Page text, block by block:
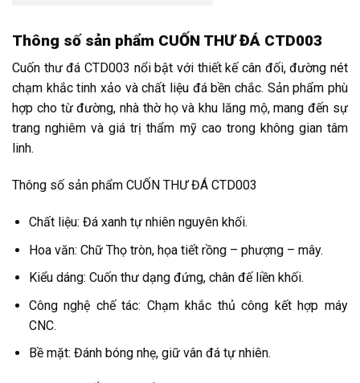
Thông số sản phẩm CUỐN THƯ ĐÁ CTD003
Cuốn thư đá CTD003 nổi bật với thiết kế cân đối, đường nét
chạm khắc tinh xảo và chất liệu đá bền chắc. Sản phẩm phù
hợp cho từ đường, nhà thờ họ và khu lăng mộ, mang đến sự
trang nghiêm và giá trị thẩm mỹ cao trong không gian tâm
linh.
Thông số sản phẩm CUỐN THƯ ĐÁ CTD003
Chất liệu: Đá xanh tự nhiên nguyên khối.
Hoa văn: Chữ Thọ tròn, họa tiết rồng – phượng – mây.
Kiểu dáng: Cuốn thư dạng đứng, chân đế liền khối.
Công nghệ chế tác: Chạm khắc thủ công kết hợp máy
CNC.
Bề mặt: Đánh bóng nhẹ, giữ vân đá tự nhiên.